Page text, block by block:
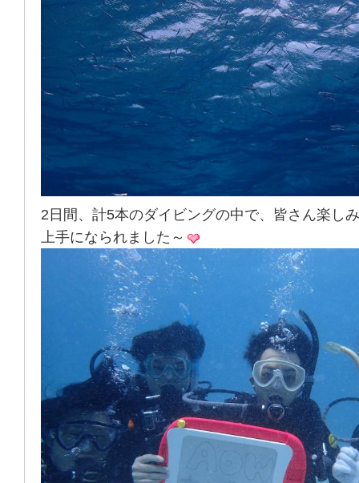
2日間、計5本のダイビングの中で、皆さん楽し
上手になられました～